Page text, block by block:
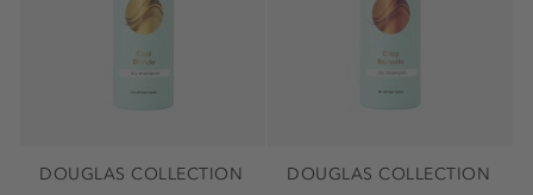
DOUGLAS COLLECTION
DOUGLAS COLLECTION